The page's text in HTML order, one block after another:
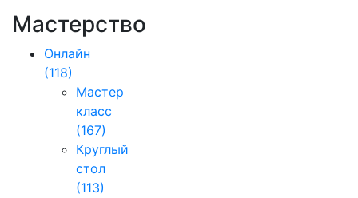
Мастерство
Онлайн
(118)
Мастер
класс
(167)
Круглый
стол
(113)